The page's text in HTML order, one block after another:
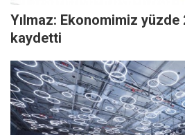
Yılmaz: Ekonomimiz yüzde
kaydetti